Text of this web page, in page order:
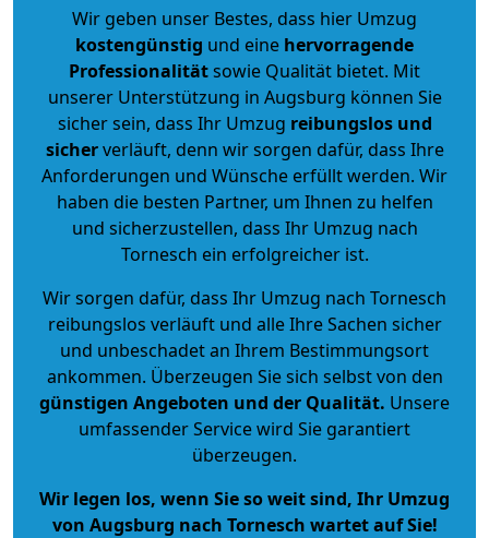
Wir geben unser Bestes, dass hier Umzug
kostengünstig und eine hervorragende
Professionalitätsowie Qualität bietet. Mit
unserer Unterstützung in Augsburg können Sie
sicher sein, dass Ihr Umzug reibungslos und
sicherverläuft, denn wir sorgen dafür, dass Ihre
Anforderungen und Wünsche erfüllt werden. Wir
haben die besten Partner, um Ihnen zu helfen
und sicherzustellen, dass Ihr Umzug nach
Tornesch ein erfolgreicher ist.
Wir sorgen dafür, dass Ihr Umzug nach Tornesch
reibungslos verläuft und alle Ihre Sachen sicher
und unbeschadet an Ihrem Bestimmungsort
ankommen. Überzeugen Sie sich selbst von den
günstigen Angeboten und der Qualität. Unsere
umfassender Service wird Sie garantiert
überzeugen.
Wir legen los, wenn Sie so weit sind, Ihr Umzug
von Augsburg nach Tornesch wartet auf Sie!